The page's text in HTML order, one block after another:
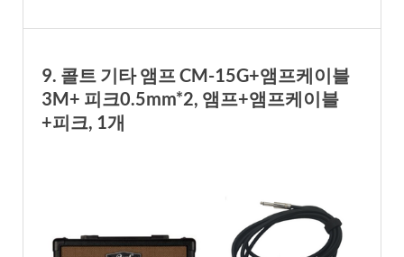
9. 콜트 기타 앰프 CM-15G+앰프케이블
3M+ 피크0.5mm*2, 앰프+앰프케이블
+피크, 1개